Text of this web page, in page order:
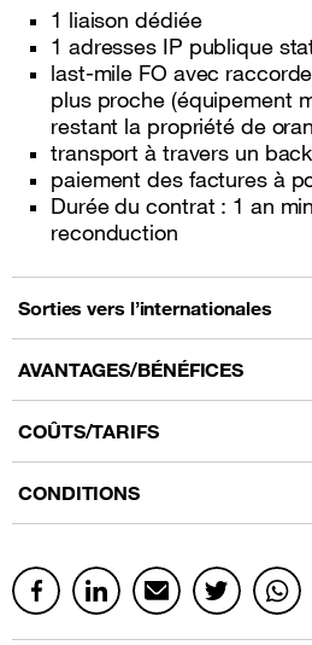
1 liaison dédiée
1 adresses IP publique
last-mile FO avec
plus proche (équipement
restant la propriété de
transport à travers un
paiement des factures à
Durée du contrat : 1 an
reconduction
Sorties vers l’internationales
AVANTAGES/BÉNÉFICES
COÛTS/TARIFS
CONDITIONS